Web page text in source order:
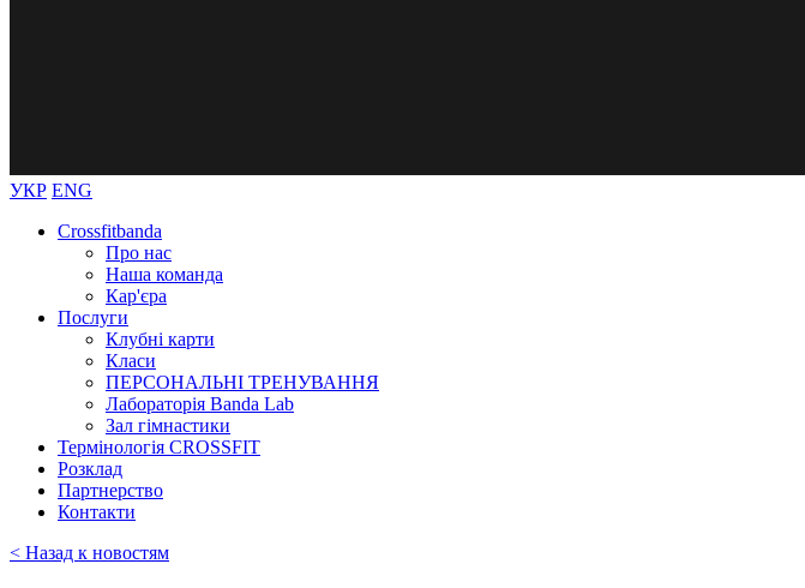
УКР ENG
Crossfitbanda
Про нас
Наша команда
Кар'єра
Послуги
Клубні карти
Класи
ПЕРСОНАЛЬНІ ТРЕНУВАННЯ
Лабораторія Banda Lab
Зал гімнастики
Термінологія CROSSFIT
Розклад
Партнерство
Контакти
< Назад к новостям